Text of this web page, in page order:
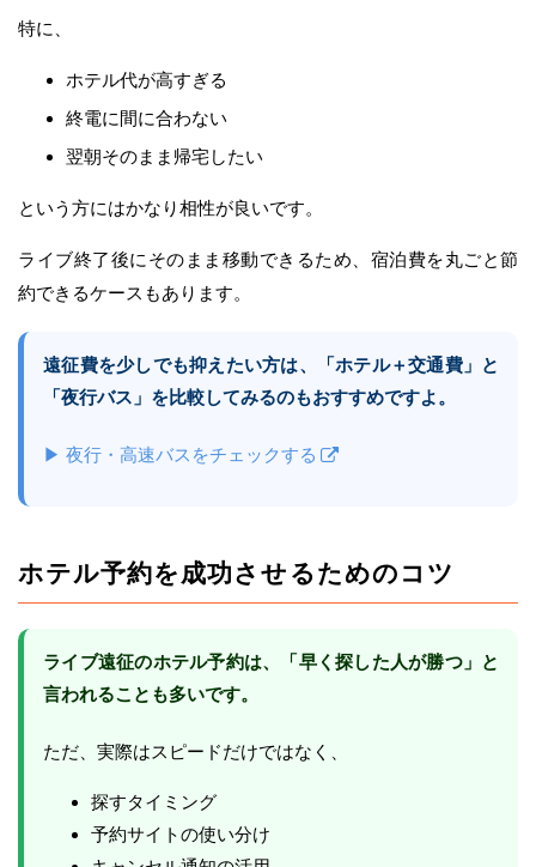
特に、
ホテル代が高すぎる
終電に間に合わない
翌朝そのまま帰宅したい
という方にはかなり相性が良いです。
ライブ終了後にそのまま移動できるため、宿泊費を丸ごと節
約できるケースもあります。
遠征費を少しでも抑えたい方は、「ホテル＋交通費」と
「夜行バス」を比較してみるのもおすすめですよ。
▶ 夜行・高速バスをチェックする
ホテル予約を成功させるためのコツ
ライブ遠征のホテル予約は、「早く探した人が勝つ」と
言われることも多いです。
ただ、実際はスピードだけではなく、
探すタイミング
予約サイトの使い分け